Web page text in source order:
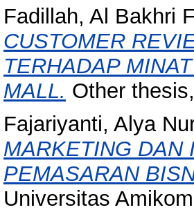
Fadillah, Al Bakhri
CUSTOMER
TERHADAP
MALL. Other
Fajariyanti, Alya
MARKETING DAN
PEMASARAN
Universitas